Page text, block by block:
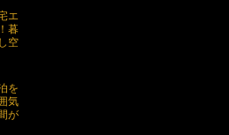
エ
暮
空
を
気
が